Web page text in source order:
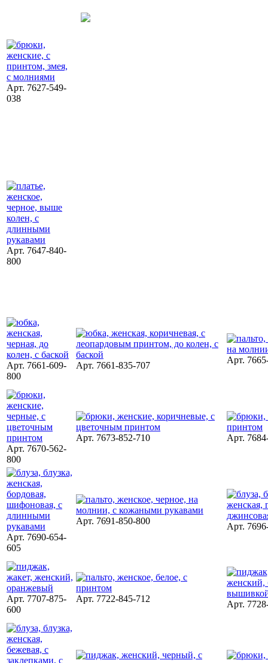
Арт. 7627-549-
038
Арт. 7647-840-
800
Арт. 7661-609-
800
Арт. 7661-835-707
Арт.
Арт. 7670-562-
800
Арт. 7673-852-710 Арт.
Арт. 7690-654-
605
Арт. 7691-850-800
Арт.
Арт. 7707-875-
600
Арт. 7722-845-712
Арт.